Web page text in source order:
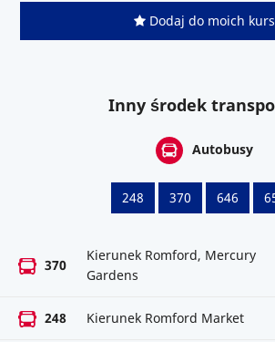
Dodaj do moich
Inny środek
Autobusy
248 370 646
370
Kierunek Romford, Mercury
Gardens
248 Kierunek Romford Market